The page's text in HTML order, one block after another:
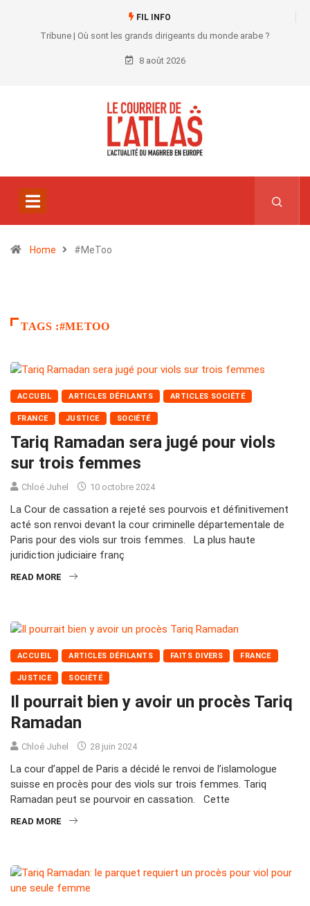
FIL INFO
Tribune | Où sont les grands dirigeants du monde arabe ?
8 août 2026
Home #MeToo
TAGS :#METOO
ACCUEIL ARTICLES DÉFILANTS ARTICLES SOCIÉTÉ
FRANCE JUSTICE SOCIÉTÉ
Tariq Ramadan sera jugé pour viols
sur trois femmes
Chloé Juhel 10 octobre 2024
La Cour de cassation a rejeté ses pourvois et définitivement
acté son renvoi devant la cour criminelle départementale de
Paris pour des viols sur trois femmes. La plus haute
juridiction judiciaire franç
READ MORE
ACCUEIL ARTICLES DÉFILANTS FAITS DIVERS FRANCE
JUSTICE SOCIÉTÉ
Il pourrait bien y avoir un procès Tariq
Ramadan
Chloé Juhel 28 juin 2024
La cour d’appel de Paris a décidé le renvoi de l’islamologue
suisse en procès pour des viols sur trois femmes. Tariq
Ramadan peut se pourvoir en cassation. Cette
READ MORE